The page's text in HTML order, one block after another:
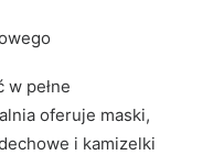
pełne
oferuje maski,
i kamizelki